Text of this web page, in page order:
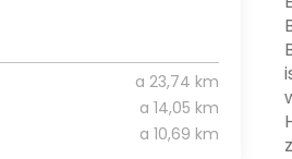
a 23,74 km
a 14,05 km
a 10,69 km